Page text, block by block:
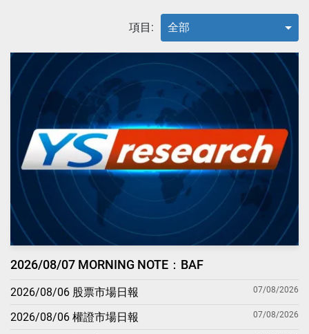
項目: 全部
2026/08/07 MORNING NOTE：BAF
2026/08/06 股票市場日報 07/08/2026
2026/08/06 權證市場日報 07/08/2026